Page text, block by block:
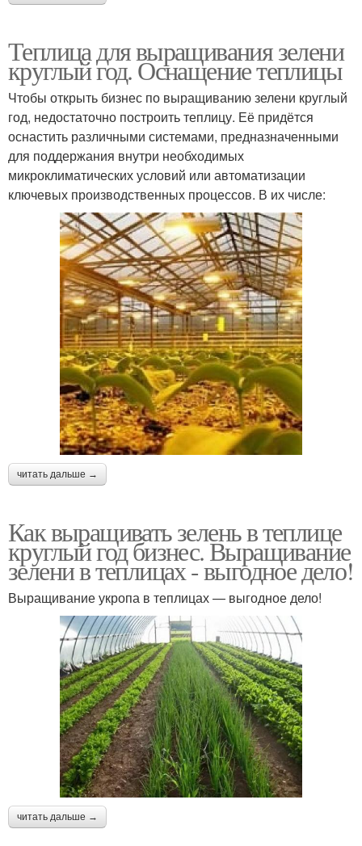
Теплица для выращивания зелени
круглый год. Оснащение теплицы
Чтобы открыть бизнес по выращиванию зелени круглый
год, недостаточно построить теплицу. Её придётся
оснастить различными системами, предназначенными
для поддержания внутри необходимых
микроклиматических условий или автоматизации
ключевых производственных процессов. В их числе:
читать дальше →
Как выращивать зелень в теплице
круглый год бизнес. Выращивание
зелени в теплицах - выгодное дело!
Выращивание укропа в теплицах — выгодное дело!
читать дальше →